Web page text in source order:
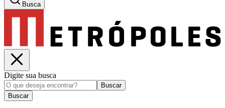
Busca
Digite sua busca
Buscar
Buscar